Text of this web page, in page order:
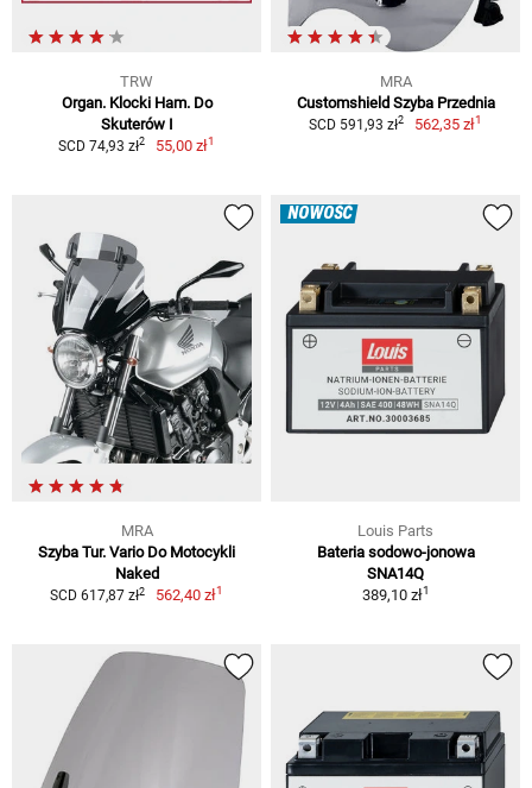
TRW
Organ. Klocki Ham. Do
Skuterów I
SCD 74,93 zł2 55,00 zł1
MRA
Customshield Szyba Przednia
SCD 591,93 zł2 562,35 zł1
MRA
Szyba Tur. Vario Do Motocykli
Naked
SCD 617,87 zł2 562,40 zł1
NOWOŚĆ
Louis Parts
Bateria sodowo-jonowa
SNA14Q
389,10 zł1